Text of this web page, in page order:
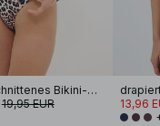
hochgeschnittenes Bikini-Höschen
19,95 EUR
13,96